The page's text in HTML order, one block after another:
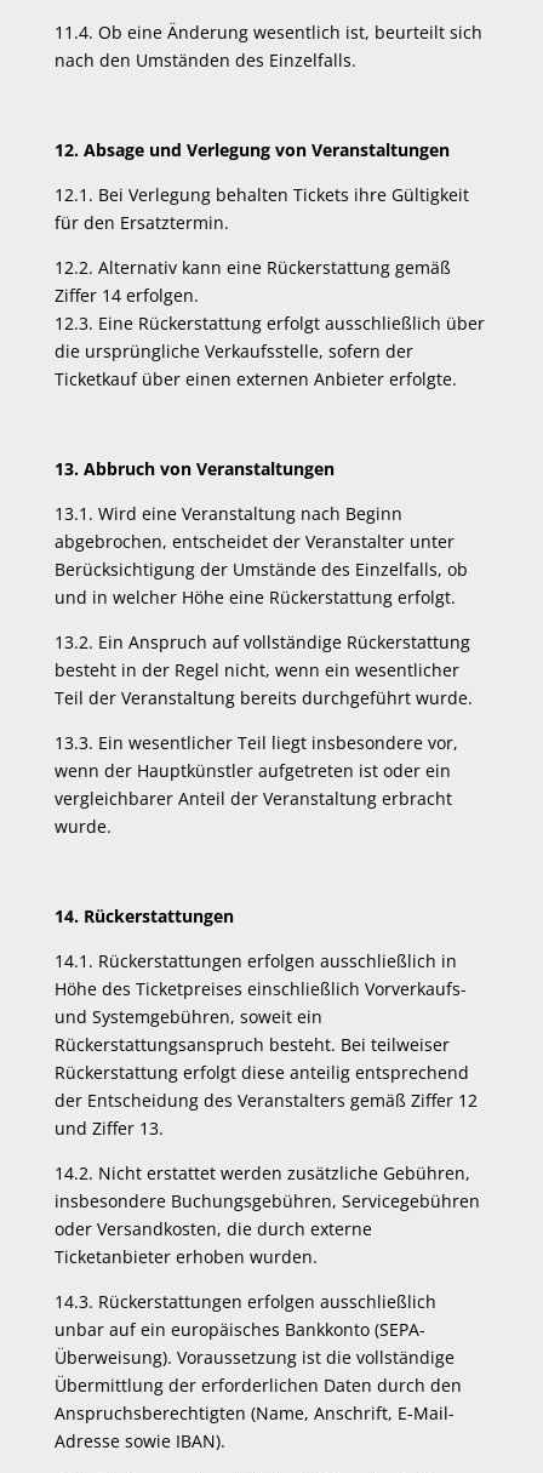
11.4. Ob eine Änderung wesentlich ist, beurteilt sich
nach den Umständen des Einzelfalls.
12. Absage und Verlegung von Veranstaltungen
12.1. Bei Verlegung behalten Tickets ihre Gültigkeit
für den Ersatztermin.
12.2. Alternativ kann eine Rückerstattung gemäß
Ziffer 14 erfolgen.
12.3. Eine Rückerstattung erfolgt ausschließlich über
die ursprüngliche Verkaufsstelle, sofern der
Ticketkauf über einen externen Anbieter erfolgte.
13. Abbruch von Veranstaltungen
13.1. Wird eine Veranstaltung nach Beginn
abgebrochen, entscheidet der Veranstalter unter
Berücksichtigung der Umstände des Einzelfalls, ob
und in welcher Höhe eine Rückerstattung erfolgt.
13.2. Ein Anspruch auf vollständige Rückerstattung
besteht in der Regel nicht, wenn ein wesentlicher
Teil der Veranstaltung bereits durchgeführt wurde.
13.3. Ein wesentlicher Teil liegt insbesondere vor,
wenn der Hauptkünstler aufgetreten ist oder ein
vergleichbarer Anteil der Veranstaltung erbracht
wurde.
14. Rückerstattungen
14.1. Rückerstattungen erfolgen ausschließlich in
Höhe des Ticketpreises einschließlich Vorverkaufs-
und Systemgebühren, soweit ein
Rückerstattungsanspruch besteht. Bei teilweiser
Rückerstattung erfolgt diese anteilig entsprechend
der Entscheidung des Veranstalters gemäß Ziffer 12
und Ziffer 13.
14.2. Nicht erstattet werden zusätzliche Gebühren,
insbesondere Buchungsgebühren, Servicegebühren
oder Versandkosten, die durch externe
Ticketanbieter erhoben wurden.
14.3. Rückerstattungen erfolgen ausschließlich
unbar auf ein europäisches Bankkonto (SEPA-
Überweisung). Voraussetzung ist die vollständige
Übermittlung der erforderlichen Daten durch den
Anspruchsberechtigten (Name, Anschrift, E-Mail-
Adresse sowie IBAN).